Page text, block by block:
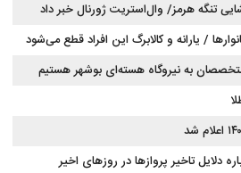
/ یارانه و کالابرگ این افراد قطع می‌شود
به نیروگاه هسته‌ای بوشهر هستیم
دلایل تاخیر پروازها در روزهای اخیر